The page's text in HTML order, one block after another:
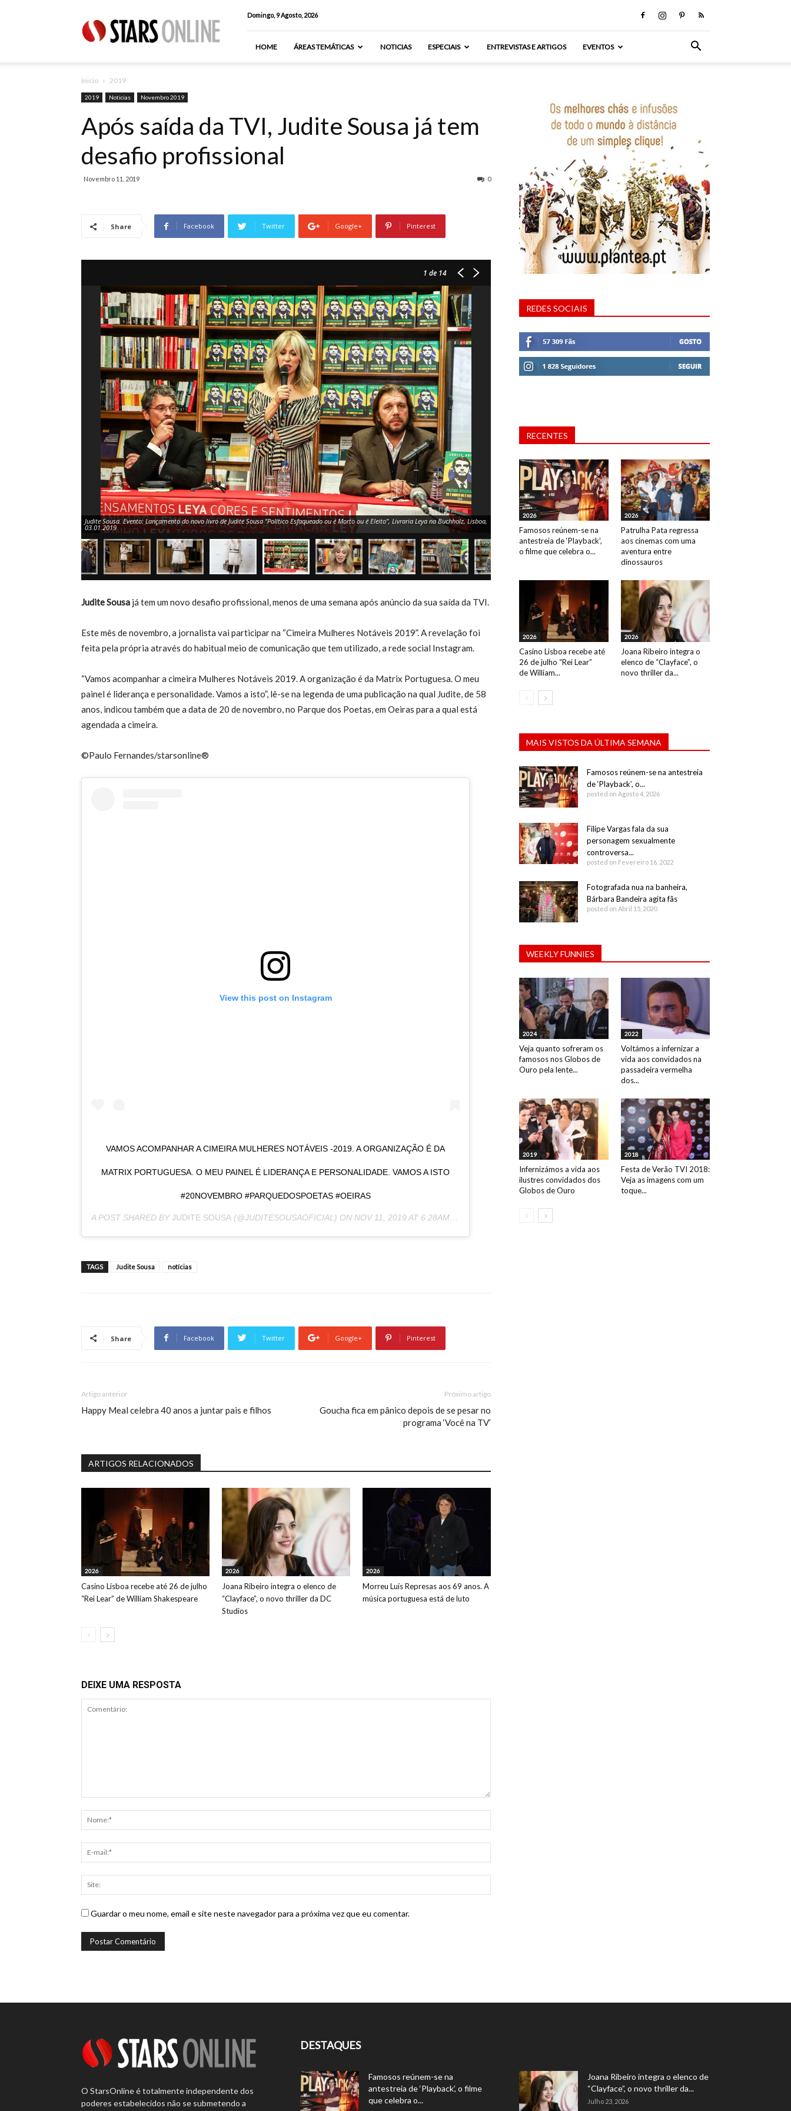
Online
Domingo, 9 Agosto, 2026
HOME ÁREAS TEMÁTICAS NOTICIAS ESPECIAIS ENTREVISTAS E ARTIGOS EVENTOS
Inicio 2019
2019 Noticias Novembro 2019
Após saída da TVI, Judite Sousa já tem
desafio profissional
Novembro 11, 2019 0
Share Facebook Twitter Google+ Pinterest
1 de 14
Judite Sousa. Evento: Lançamento do novo livro de Judite Sousa "Político Esfaqueado ou é Morto ou é Eleito", Livraria Leya na Buchholz, Lisboa,
03.01.2019
Judite Sousa. Evento: Lançamento do novo livro de Judite Sousa "Político Esfaqueado ou é Morto ou é
03.01.2019
Judite Sousa já tem um novo desafio profissional, menos de uma semana após anúncio da sua saída da TVI.
Este mês de novembro, a jornalista vai participar na “Cimeira Mulheres Notáveis 2019”. A revelação foi
feita pela própria através do habitual meio de comunicação que tem utilizado, a rede social Instagram.
“Vamos acompanhar a cimeira Mulheres Notáveis 2019. A organização é da Matrix Portuguesa. O meu
painel é liderança e personalidade. Vamos a isto”, lê-se na legenda de uma publicação na qual Judite, de 58
anos, indicou também que a data de 20 de novembro, no Parque dos Poetas, em Oeiras para a qual está
agendada a cimeira.
©Paulo Fernandes/starsonline®
View this post on Instagram
VAMOS ACOMPANHAR A CIMEIRA MULHERES NOTÁVEIS -2019. A ORGANIZAÇÃO É DA
MATRIX PORTUGUESA. O MEU PAINEL É LIDERANÇA E PERSONALIDADE. VAMOS A ISTO
#20NOVEMBRO #PARQUEDOSPOETAS #OEIRAS
A POST SHARED BYJUDITE SOUSA (@JUDITESOUSAOFICIAL) ON NOV 11, 2019 AT 6:28AM PST
TAGS Judite Sousa notícias
Share Facebook Twitter Google+ Pinterest
Artigo anterior
Happy Meal celebra 40 anos a juntar pais e filhos
Próximo artigo
Goucha fica em pânico depois de se pesar no
programa ‘Você na TV’
ARTIGOS RELACIONADOS
2026
Casino Lisboa recebe até 26 de julho
“Rei Lear” de William Shakespeare
2026
Joana Ribeiro integra o elenco de
“Clayface”, o novo thriller da DC
Studios
2026
Morreu Luís Represas aos 69 anos. A
música portuguesa está de luto
DEIXE UMA RESPOSTA
Guardar o meu nome, email e site neste navegador para a próxima vez que eu comentar.
REDES SOCIAIS
RECENTES
2026
Famosos reúnem-se na
antestreia de ‘Playback’,
o filme que celebra o...
2026
Patrulha Pata regressa
aos cinemas com uma
aventura entre
dinossauros
2026
Casino Lisboa recebe até
26 de julho “Rei Lear”
de William...
2026
Joana Ribeiro integra o
elenco de “Clayface”, o
novo thriller da...
MAIS VISTOS DA ÚLTIMA SEMANA
Famosos reúnem-se na antestreia
de ‘Playback’, o...
posted on Agosto 4, 2026
Filipe Vargas fala da sua
personagem sexualmente
controversa...
posted on Fevereiro 16, 2022
Fotografada nua na banheira,
Bárbara Bandeira agita fãs
posted on Abril 15, 2020
WEEKLY FUNNIES
2024
Veja quanto sofreram os
famosos nos Globos de
Ouro pela lente...
2022
Voltámos a infernizar a
vida aos convidados na
passadeira vermelha
dos...
2019
Infernizámos a vida aos
ilustres convidados dos
Globos de Ouro
2018
Festa de Verão TVI 2018:
Veja as imagens com um
toque...
O StarsOnline é totalmente independente dos
poderes estabelecidos não se submetendo a
DESTAQUES
Famosos reúnem-se na
antestreia de ‘Playback’, o filme
que celebra o...
Joana Ribeiro integra o elenco de
“Clayface”, o novo thriller da...
Julho 23, 2026